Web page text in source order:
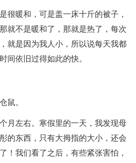
很暖和，可是盖一床十斤的被子，
就不是暖和了，那就是热了，每次
就是因为我人小，所以说每天我都
间依旧过得如此的快。
鼠。
月左右。寒假里的一天，我发现母
的东西，只有大拇指的大小，还会
！我们看了之后，有些紧张害怕，